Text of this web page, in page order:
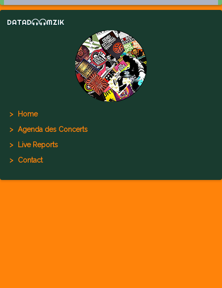
DATAD MZIK
Home
Agenda des Concerts
Live Reports
Contact